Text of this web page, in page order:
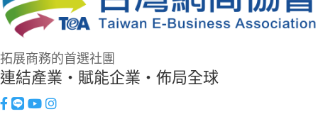
拓展商務的首選社團
連結產業・賦能企業・佈局全球